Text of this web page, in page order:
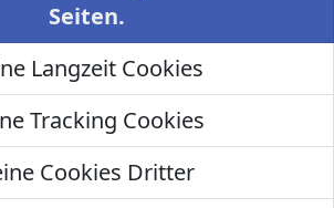
Seiten.
Langzeit Cookies
Tracking Cookies
Cookies Dritter